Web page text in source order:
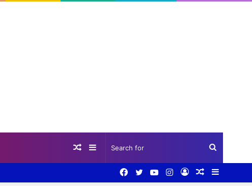
for
Sidebar
Random
Random
Log
Instagram
YouTube
Twitter
Facebook